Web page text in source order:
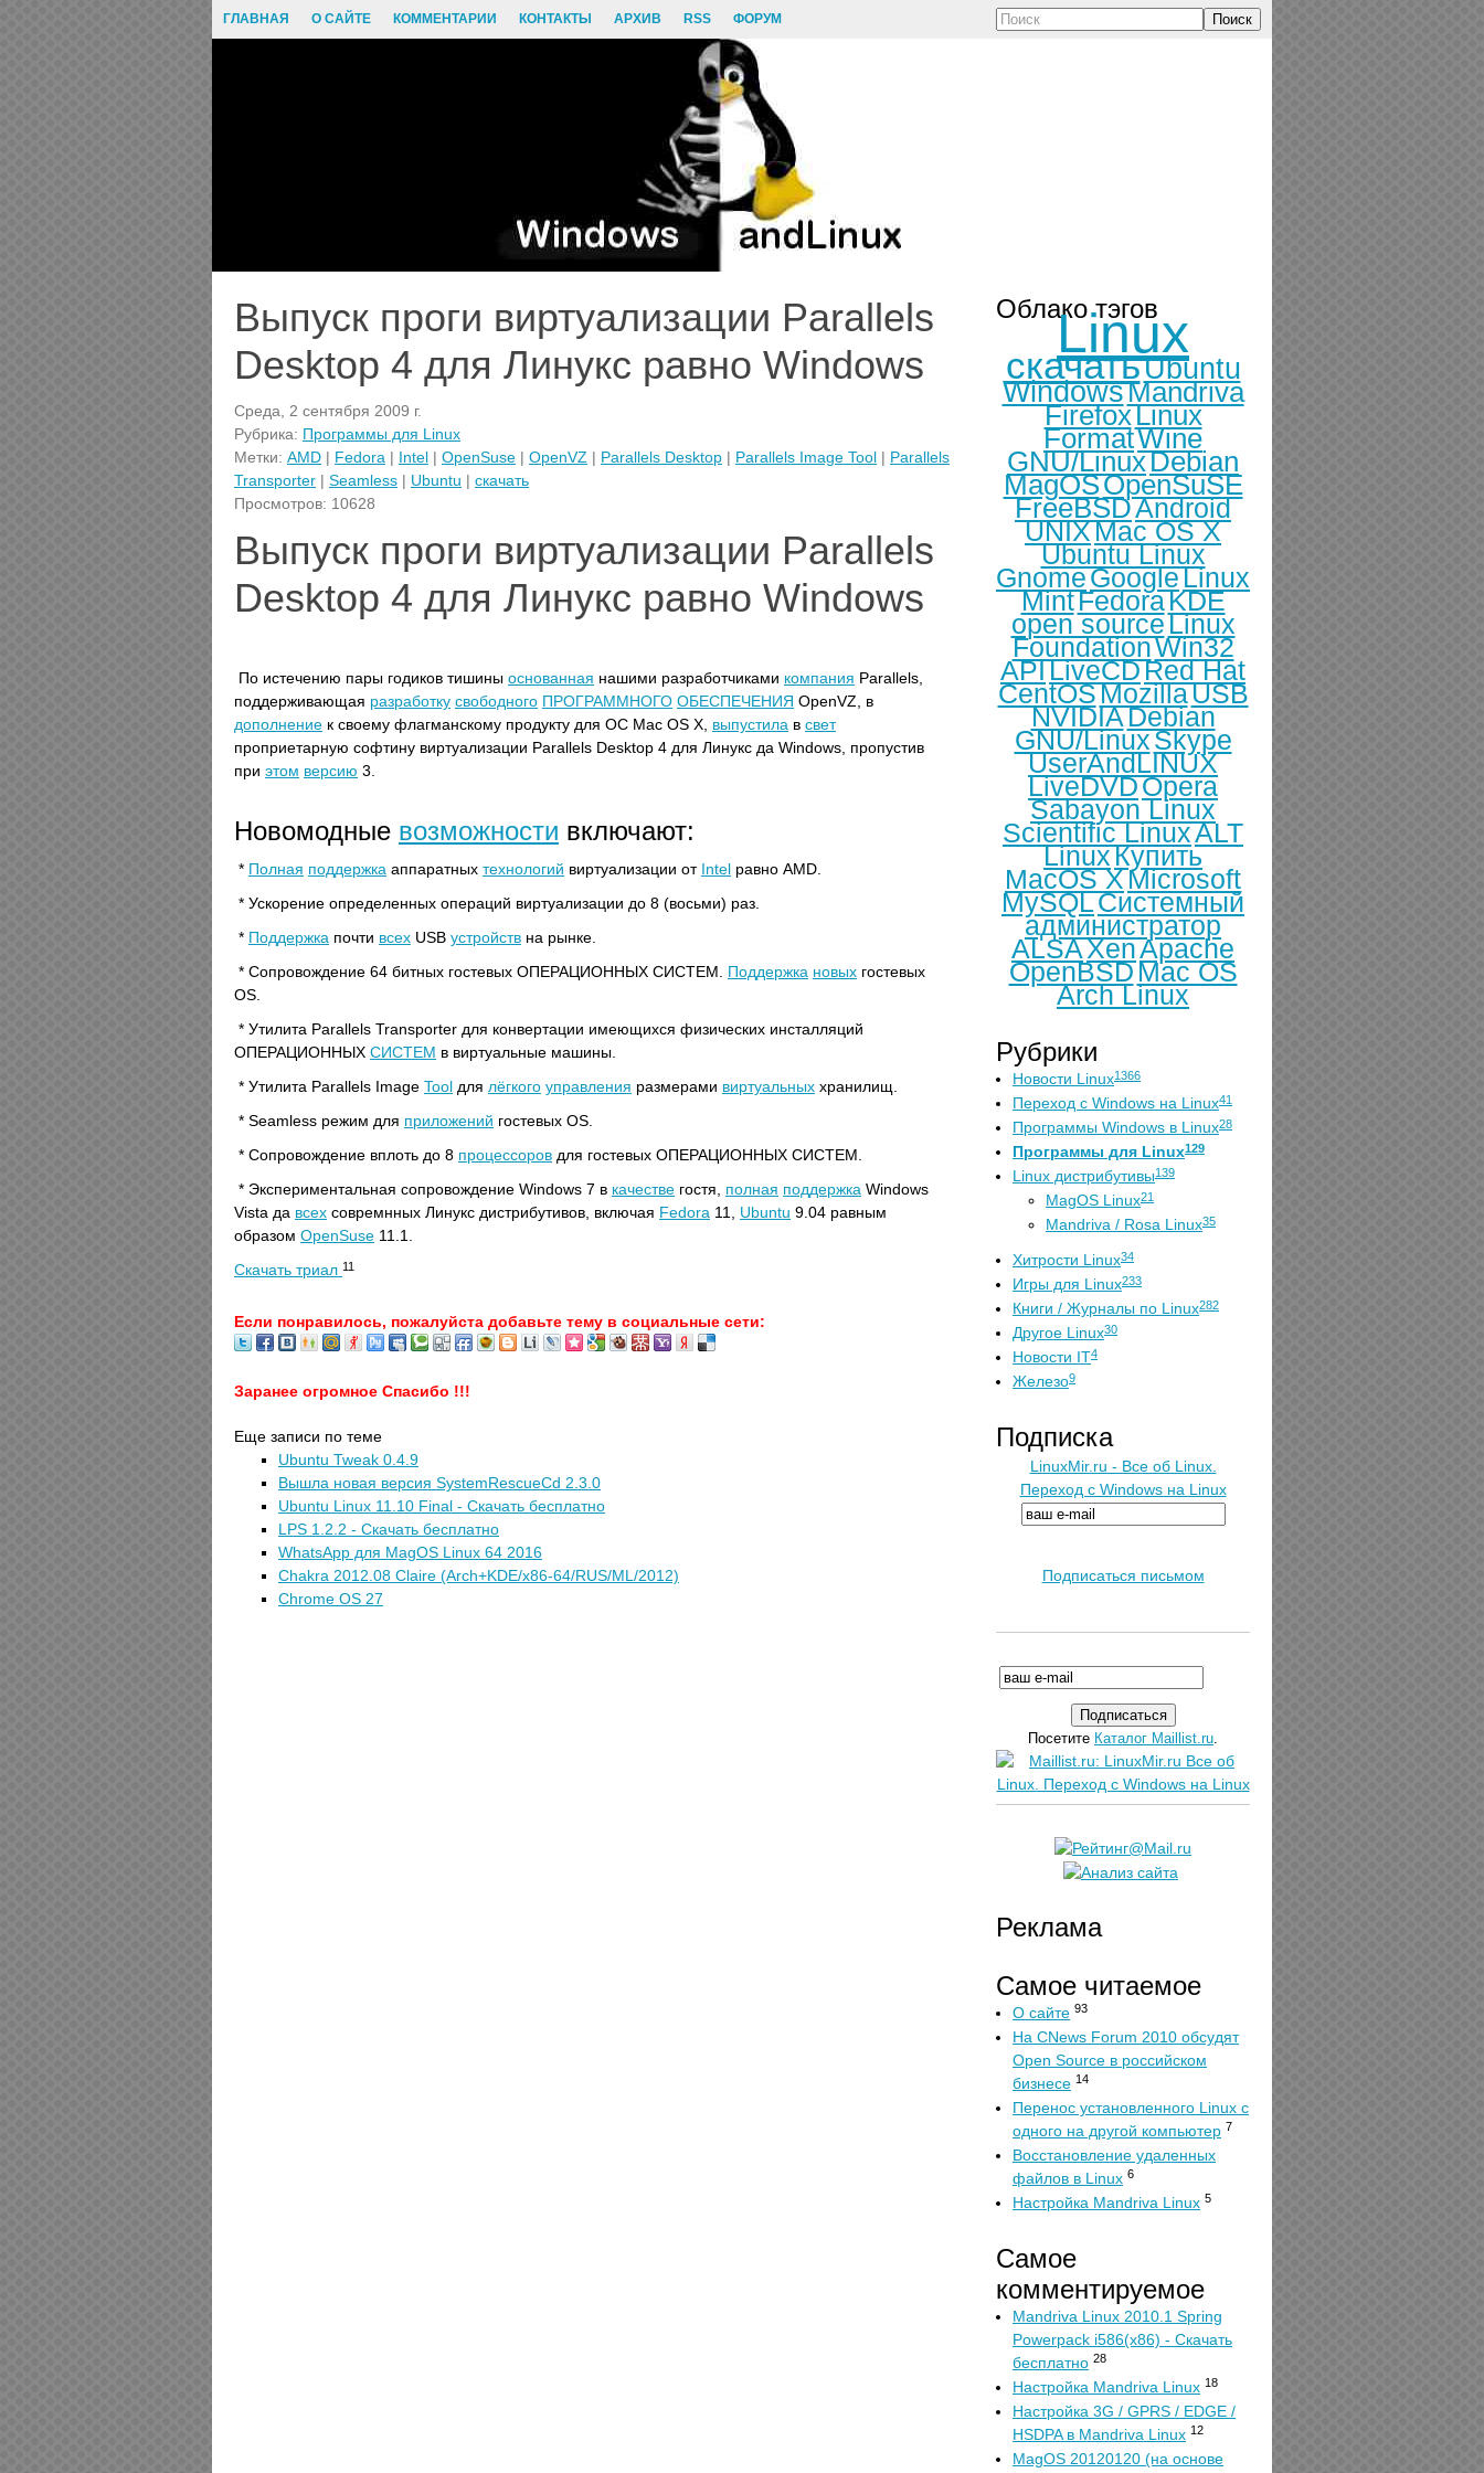
ГЛАВНАЯ О САЙТЕ КОММЕНТАРИИ КОНТАКТЫ АРХИВ RSS ФОРУМ Поиск
Выпуск проги виртуализации Parallels
Desktop 4 для Линукс равно Windows
Среда, 2 сентября 2009 г.
Рубрика: Программы для Linux
Метки: AMD | Fedora | Intel | OpenSuse | OpenVZ | Parallels Desktop | Parallels Image Tool | Parallels
Transporter | Seamless | Ubuntu | скачать
Просмотров: 10628
Выпуск проги виртуализации Parallels
Desktop 4 для Линукс равно Windows
По истечению пары годиков тишины основанная нашими разработчиками компания Parallels,
поддерживающая разработку свободного ПРОГРАММНОГО ОБЕСПЕЧЕНИЯ OpenVZ, в
дополнение к своему флагманскому продукту для ОС Mac OS X, выпустила в свет
проприетарную софтину виртуализации Parallels Desktop 4 для Линукс да Windows, пропустив
при этом версию 3.
Новомодные возможности включают:
* Полная поддержка аппаратных технологий виртуализации от Intel равно AMD.
* Ускорение определенных операций виртуализации до 8 (восьми) раз.
* Поддержка почти всех USB устройств на рынке.
* Сопровождение 64 битных гостевых ОПЕРАЦИОННЫХ СИСТЕМ. Поддержка новых гостевых
OS.
* Утилита Parallels Transporter для конвертации имеющихся физических инсталляций
ОПЕРАЦИОННЫХ СИСТЕМ в виртуальные машины.
* Утилита Parallels Image Tool для лёгкого управления размерами виртуальных хранилищ.
* Seamless режим для приложений гостевых OS.
* Сопровождение вплоть до 8 процессоров для гостевых ОПЕРАЦИОННЫХ СИСТЕМ.
* Экспериментальная сопровождение Windows 7 в качестве гостя, полная поддержка Windows
Vista да всех совремнных Линукс дистрибутивов, включая Fedora 11, Ubuntu 9.04 равным
образом OpenSuse 11.1.
Скачать триал 11
Если понравилось, пожалуйста добавьте тему в социальные сети:
Заранее огромное Спасибо !!!
Еще записи по теме
Ubuntu Tweak 0.4.9
Вышла новая версия SystemRescueCd 2.3.0
Ubuntu Linux 11.10 Final - Скачать бесплатно
LPS 1.2.2 - Скачать бесплатно
WhatsApp для MagOS Linux 64 2016
Chakra 2012.08 Claire (Arch+KDE/x86-64/RUS/ML/2012)
Chrome OS 27
Облако тэгов
Linux
скачатьUbuntu
WindowsMandriva
FirefoxLinux
FormatWine
GNU/LinuxDebian
MagOSOpenSuSE
FreeBSDAndroid
UNIXMac OS X
Ubuntu Linux
GnomeGoogleLinux
MintFedoraKDE
open sourceLinux
FoundationWin32
APILiveCDRed Hat
CentOSMozillaUSB
NVIDIADebian
GNU/LinuxSkype
UserAndLINUX
LiveDVDOpera
Sabayon Linux
Scientific LinuxALT
LinuxКупить
MacOS XMicrosoft
MySQLСистемный
администратор
ALSAXenApache
OpenBSD Mac OS
Arch Linux
Рубрики
Новости Linux1366
Переход с Windows на Linux41
Программы Windows в Linux28
Программы для Linux129
Linux дистрибутивы139
MagOS Linux21
Mandriva / Rosa Linux35
Хитрости Linux34
Игры для Linux233
Книги / Журналы по Linux282
Другое Linux30
Новости IT4
Железо9
Подписка
LinuxMir.ru - Все об Linux.
Переход с Windows на Linux
Подписаться письмом
Посетите Каталог Maillist.ru.
Реклама
Самое читаемое
О сайте 93
На CNews Forum 2010 обсудят
Open Source в российском
бизнесе 14
Перенос установленного Linux с
одного на другой компьютер 7
Восстановление удаленных
файлов в Linux 6
Настройка Mandriva Linux 5
Самое
комментируемое
Mandriva Linux 2010.1 Spring
Powerpack i586(x86) - Скачать
бесплатно 28
Настройка Mandriva Linux 18
Настройка 3G / GPRS / EDGE /
HSDPA в Mandriva Linux 12
MagOS 20120120 (на основе